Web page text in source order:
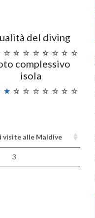
del diving
complessivo
isola
visite alle Maldive
3